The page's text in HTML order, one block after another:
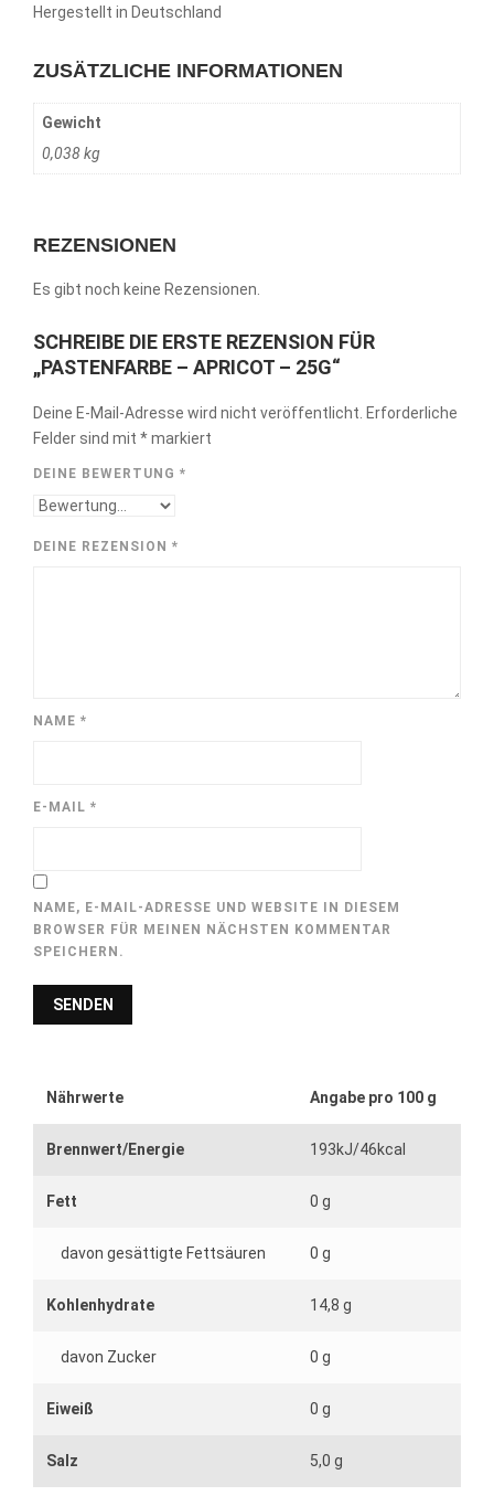
Hergestellt in Deutschland
ZUSÄTZLICHE INFORMATIONEN
Gewicht
0,038 kg
REZENSIONEN
Es gibt noch keine Rezensionen.
SCHREIBE DIE ERSTE REZENSION FÜR
„PASTENFARBE – APRICOT – 25G“
Deine E-Mail-Adresse wird nicht veröffentlicht. Erforderliche
Felder sind mit *markiert
DEINE BEWERTUNG *
DEINE REZENSION *
NAME *
E-MAIL *
NAME, E-MAIL-ADRESSE UND WEBSITE IN DIESEM
BROWSER FÜR MEINEN NÄCHSTEN KOMMENTAR
SPEICHERN.
Nährwerte Angabe pro 100 g
Brennwert/Energie 193kJ/46kcal
Fett 0 g
davon gesättigte Fettsäuren 0 g
Kohlenhydrate 14,8 g
davon Zucker 0 g
Eiweiß 0 g
Salz 5,0 g